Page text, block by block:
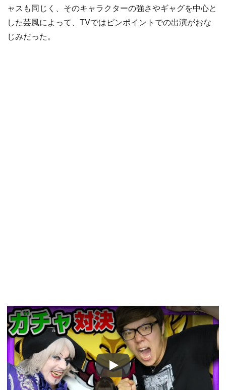
ャスも同じく、そのキャラクターの強さやギャグを中心と
した芸風によって、TVではピンポイントでの出演がおな
じみだった。
Play